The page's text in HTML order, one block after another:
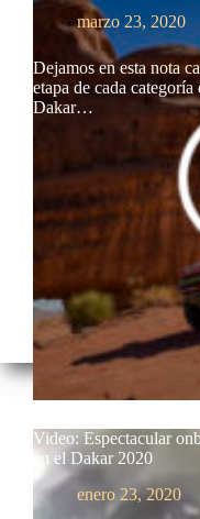
marzo 23, 2020
Dejamos en esta nota
etapa de cada
Dakar…
Video: Espectacular
en el Dakar 2020
enero 23, 2020